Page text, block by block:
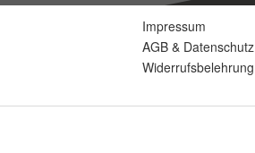
Impressum
AGB & Datenschutz
Widerrufsbelehrung